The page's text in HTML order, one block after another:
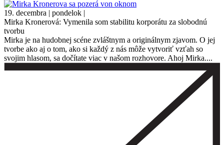
19. decembra | pondelok |
Mirka Kronerová: Vymenila som stabilitu korporátu za slobodnú
tvorbu
Mirka je na hudobnej scéne zvláštnym a originálnym zjavom. O jej
tvorbe ako aj o tom, ako si každý z nás môže vytvoriť vzťah so
svojim hlasom, sa dočítate viac v našom rozhovore. Ahoj Mirka....